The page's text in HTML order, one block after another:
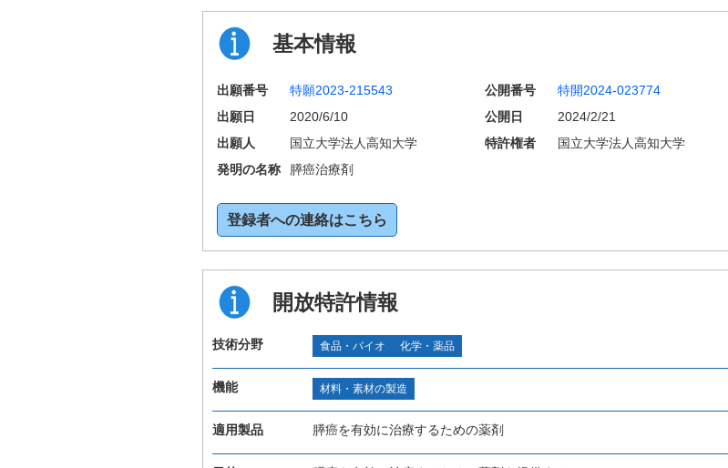
基本情報
出願番号 特願2023-215543 公開番号 特開2024-023774
出願日
2020/6/10 公開日
2024/2/21
出願人
国立大学法人高知大学 特許権者 国立大学法人高知大学
発明の名称
膵癌治療剤
登録者への連絡はこちら
開放特許情報
技術分野 食品・バイオ 化学・薬品
機能 材料・素材の製造
適用製品 膵癌を有効に治療するための薬剤